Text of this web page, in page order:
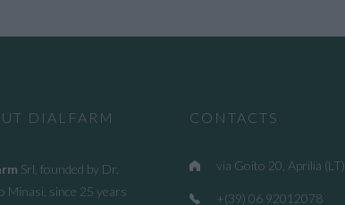
DIALFARM
Srl, founded by Dr.
Minasi, since 25 years
CONTACTS
via Goito 20, Aprilia (LT)
+(39) 06 92012078